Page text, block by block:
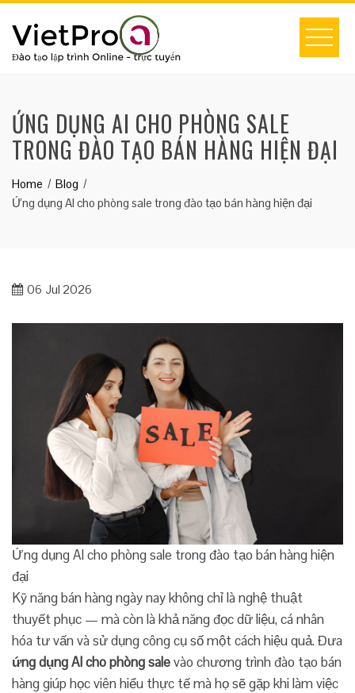
content
ỨNG DỤNG AI CHO PHÒNG SALE
TRONG ĐÀO TẠO BÁN HÀNG HIỆN ĐẠI
Home
Blog
Ứng dụng AI cho phòng sale trong đào tạo bán hàng hiện đại
06 Jul 2026
Ứng dụng AI cho phòng sale trong đào tạo bán hàng hiện
đại
Kỹ năng bán hàng ngày nay không chỉ là nghệ thuật
thuyết phục — mà còn là khả năng đọc dữ liệu, cá nhân
hóa tư vấn và sử dụng công cụ số một cách hiệu quả. Đưa
ứng dụng AI cho phòng salevào chương trình đào tạo bán
hàng giúp học viên hiểu thực tế mà họ sẽ gặp khi làm việc